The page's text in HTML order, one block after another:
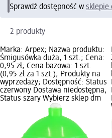
Sprawdź dostępność w sklepie
2 produkty
Marka: Arpex; Nazwa produktu:
Śmigusówka duża, 1 szt.; Cena:
0,95 zł; Cena bazowa: 1 szt.
(0,95 zł za 1 szt.); Produkty na
wyprzedaży; Dostępność: Status
czerwony Dostawa niedostępna,
Status szary Wybierz sklep dm